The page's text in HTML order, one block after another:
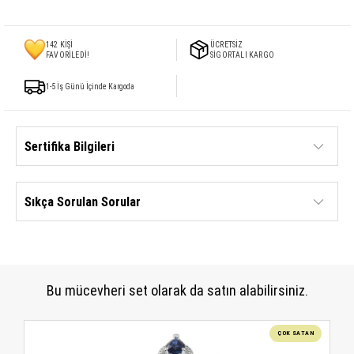
142 KİŞİ
FAVORİLEDİ!
ÜCRETSİZ
SİGORTALI KARGO
1-5 İş Günü İçinde Kargoda
Sertifika Bilgileri
Sıkça Sorulan Sorular
Bu mücevheri set olarak da satın alabilirsiniz.
ÇOK SATAN